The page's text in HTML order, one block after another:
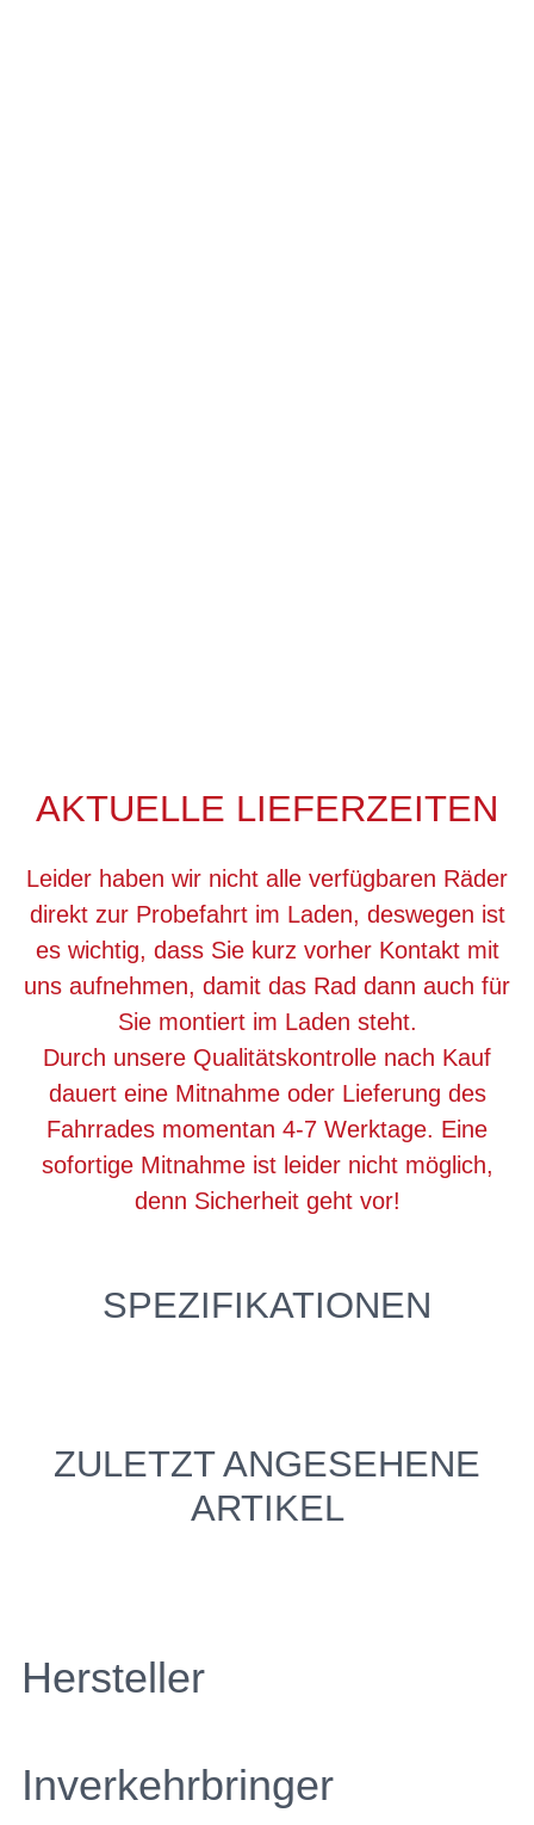
AKTUELLE LIEFERZEITEN
Leider haben wir nicht alle verfügbaren Räder
direkt zur Probefahrt im Laden, deswegen ist
es wichtig, dass Sie kurz vorher Kontakt mit
uns aufnehmen, damit das Rad dann auch für
Sie montiert im Laden steht.
Durch unsere Qualitätskontrolle nach Kauf
dauert eine Mitnahme oder Lieferung des
Fahrrades momentan 4-7 Werktage. Eine
sofortige Mitnahme ist leider nicht möglich,
denn Sicherheit geht vor!
SPEZIFIKATIONEN
ZULETZT ANGESEHENE
ARTIKEL
Hersteller
Inverkehrbringer